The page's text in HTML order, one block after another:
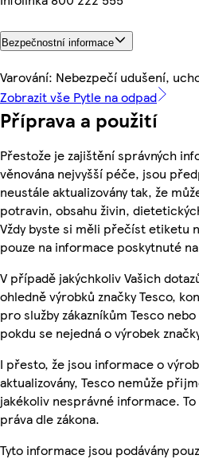
Bezpečnostní informace
Varování: Nebezpečí udušení,
Zobrazit vše Pytle na odpad
Příprava a použití
Přestože je zajištění správných
věnována nejvyšší péče, jsou
neustále aktualizovány tak, že
potravin, obsahu živin,
Vždy byste si měli přečíst etiketu
pouze na informace poskytnuté
V případě jakýchkoliv Vašich
ohledně výrobků značky Tesco,
pro služby zákazníkům Tesco
pokdu se nejedná o výrobek
I přesto, že jsou informace o
aktualizovány, Tesco nemůže
jakékoliv nesprávné informace. To
práva dle zákona.
Tyto informace jsou podávány